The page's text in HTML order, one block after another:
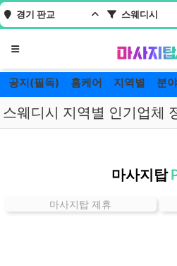
경기 판교 스웨디시
메뉴
공지(필독) 홈케어 지역별 분
스웨디시 지역별 인기업체
스
마사지탑
마사지탑 제휴